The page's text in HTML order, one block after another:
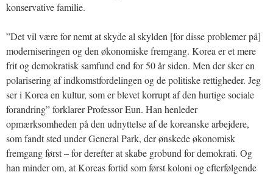
konservative familie.
”Det vil være for nemt at skyde al skylden [for disse problemer på]
moderniseringen og den økonomiske fremgang. Korea er et mere
frit og demokratisk samfund end for 50 år siden. Men der sker en
polarisering af indkomstfordelingen og de politiske rettigheder. Jeg
ser i Korea en kultur, som er blevet korrupt af den hurtige sociale
forandring” forklarer Professor Eun. Han henleder
opmærksomheden på den udnyttelse af de koreanske arbejdere,
som fandt sted under General Park, der ønskede økonomisk
fremgang først – for derefter at skabe grobund for demokrati. Og
han minder om, at Koreas fortid som først koloni og efterfølgende